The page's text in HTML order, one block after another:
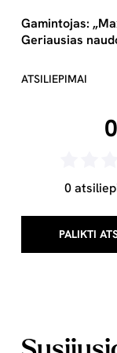
Gamintojas:
Geriausias
ATSILIEPIMAI
0
0
PALIKTI